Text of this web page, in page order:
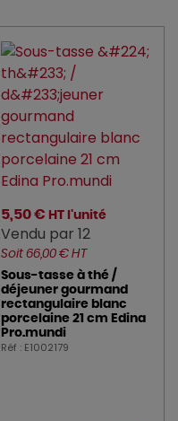
5,50 € HT l'unité
Vendu par 12
Soit 66,00 € HT
Sous-tasse à thé /
déjeuner gourmand
rectangulaire blanc
porcelaine 21 cm Edina
Pro.mundi
Réf : E1002179